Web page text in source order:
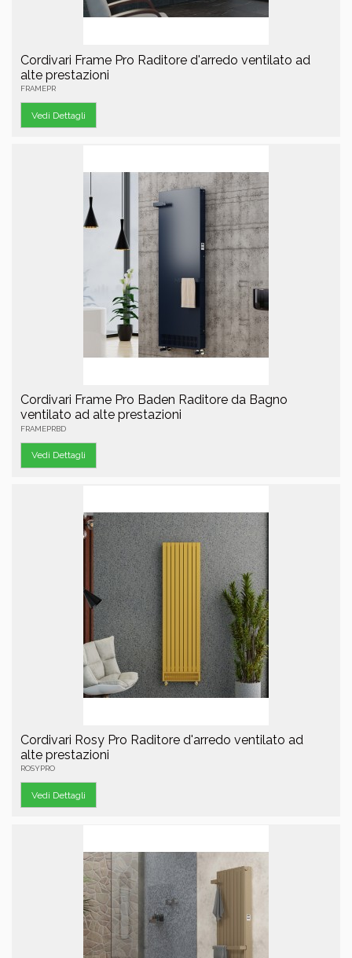
Cordivari Frame Pro Raditore d'arredo ventilato ad
alte prestazioni
FRAMEPR
Vedi Dettagli
Cordivari Frame Pro Baden Raditore da Bagno
ventilato ad alte prestazioni
FRAMEPRBD
Vedi Dettagli
Cordivari Rosy Pro Raditore d'arredo ventilato ad
alte prestazioni
ROSYPRO
Vedi Dettagli